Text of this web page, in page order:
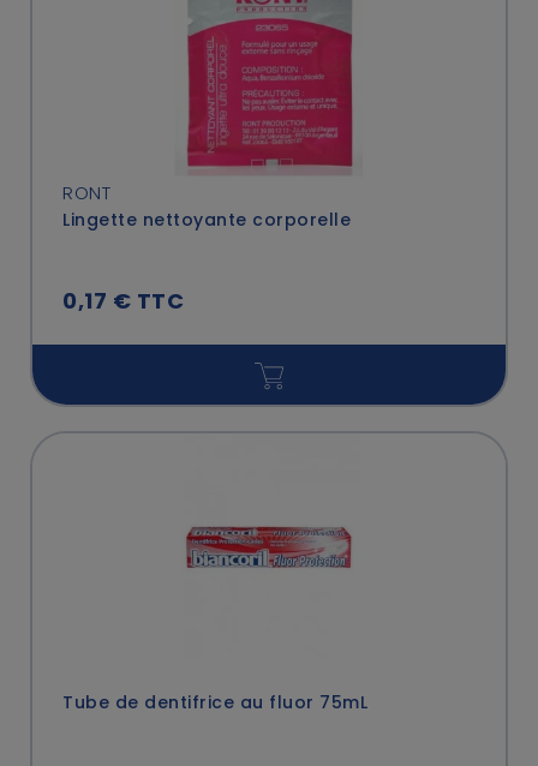
RONT
Lingette nettoyante corporelle
0,17 € TTC
Tube de dentifrice au fluor 75mL